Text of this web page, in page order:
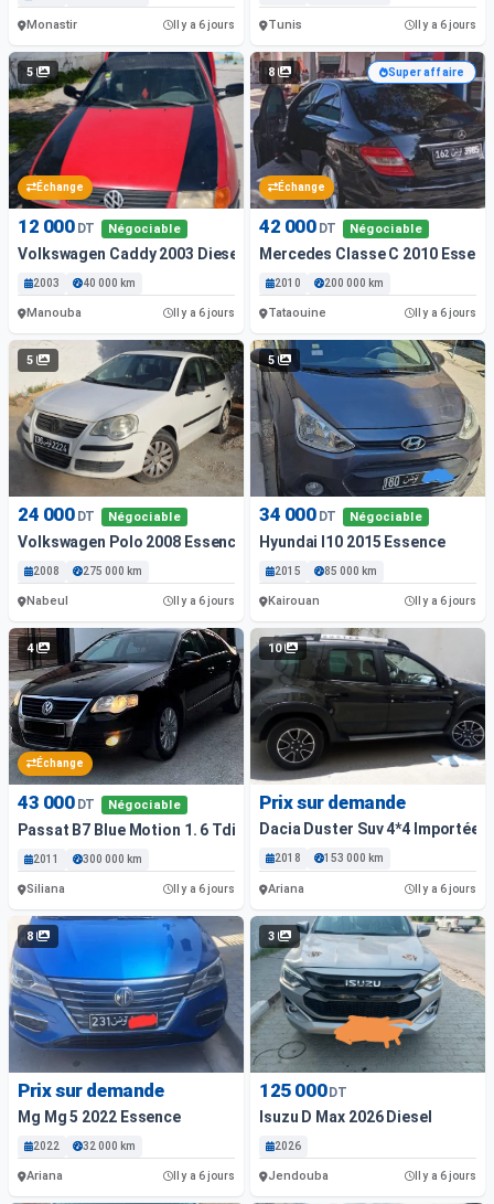
Monastir Il y a 6 jours Tunis Il y a 6 jours
5
Échange
12 000 DT Négociable
Volkswagen Caddy 2003 Diesel
2003 40 000 km
Manouba Il y a 6 jours
8
Échange
Super affaire
42 000 DT Négociable
Mercedes Classe C 2010
2010 200 000 km
Tataouine Il y a 6 jours
5
24 000 DT Négociable
Volkswagen Polo 2008 Essence
2008 275 000 km
Nabeul Il y a 6 jours
5
34 000 DT Négociable
Hyundai I10 2015 Essence
2015 85 000 km
Kairouan Il y a 6 jours
4
Échange
43 000 DT Négociable
Passat B7 Blue Motion 1. 6 Tdi 5Cv
2011 300 000 km
Siliana Il y a 6 jours
10
Prix sur demande
Dacia Duster Suv 4*4 Importée
2018 153 000 km
Ariana Il y a 6 jours
8
Prix sur demande
Mg Mg 5 2022 Essence
2022 32 000 km
Ariana Il y a 6 jours
3
125 000DT
Isuzu D Max 2026 Diesel
2026
Jendouba Il y a 6 jours